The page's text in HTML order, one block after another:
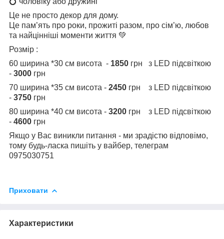
Це не просто декор для дому.
Це пам’ять про роки, прожиті разом, про сім’ю, любов
та найцінніші моменти життя 💚
Розмір :
60 ширина *30 см висота - 1850 грн з LED підсвіткою
- 3000 грн
70 ширина *35 см висота - 2450 грн з LED підсвіткою
- 3750 грн
80 ширина *40 см висота - 3200 грн з LED підсвіткою
- 4600 грн
Якщо у Вас виникли питання - ми зрадістю відповімо,
тому будь-ласка пишіть у вайбер, телеграм
0975030751
Приховати
Характеристики